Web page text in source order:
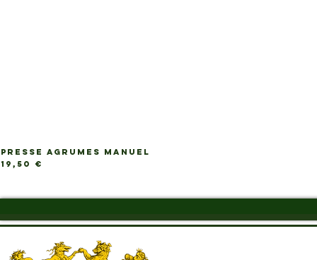
PRESSE AGRUMES MANUEL
Prix
19,50 €